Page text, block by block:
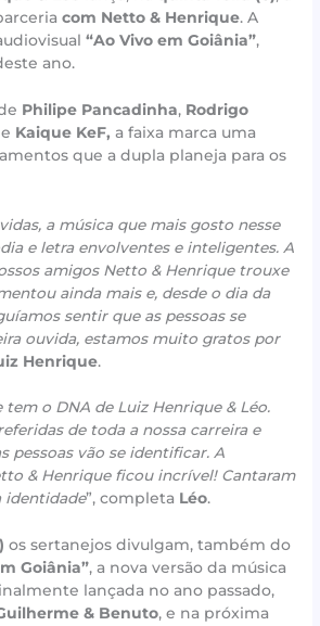
com Netto & Henrique. A
“Ao Vivo em Goiânia”,
ano.
Philipe Pancadinha, Rodrigo
e Kaique KeF,a faixa marca uma
que a dupla planeja para os
a música que mais gosto nesse
e letra envolventes e inteligentes. A
amigos Netto & Henrique trouxe
ainda mais e, desde o dia da
sentir que as pessoas se
ouvida, estamos muito gratos por
Henrique.
tem o DNA de Luiz Henrique & Léo.
de toda a nossa carreira e
pessoas vão se identificar. A
& Henrique ficou incrível! Cantaram
identidade”, completa Léo.
os sertanejos divulgam, também do
Goiânia”, a nova versão da música
lançada no ano passado,
& Benuto, e na próxima